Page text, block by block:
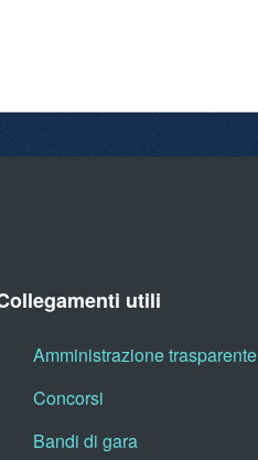
utili
Amministrazione trasparente
Concorsi
Bandi di gara